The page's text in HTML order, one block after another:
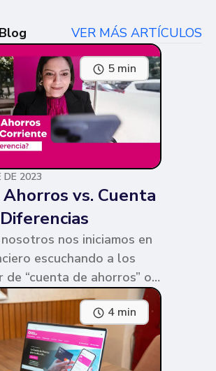
VER MÁS ARTÍCULOS
5 min
DE 2023
vs. Cuenta
nos iniciamos en
escuchando a los
“cuenta de ahorros” o
Ambas cuentas
y puede ser confuso,
en qué consiste cada
4 min